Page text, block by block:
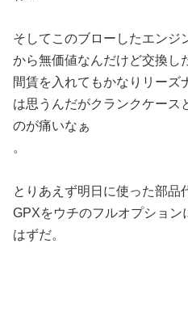
そしてこのブローしたエンジ
から無価値なんだけど交換し
間賃を入れてもかなりリーズ
は思うんだがクランクケース
のが痛いなぁ
。
とりあえず明日に使った部品
GPXをウチのフルオプション
はずだ。